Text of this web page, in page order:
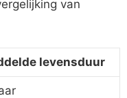
van
levensduur